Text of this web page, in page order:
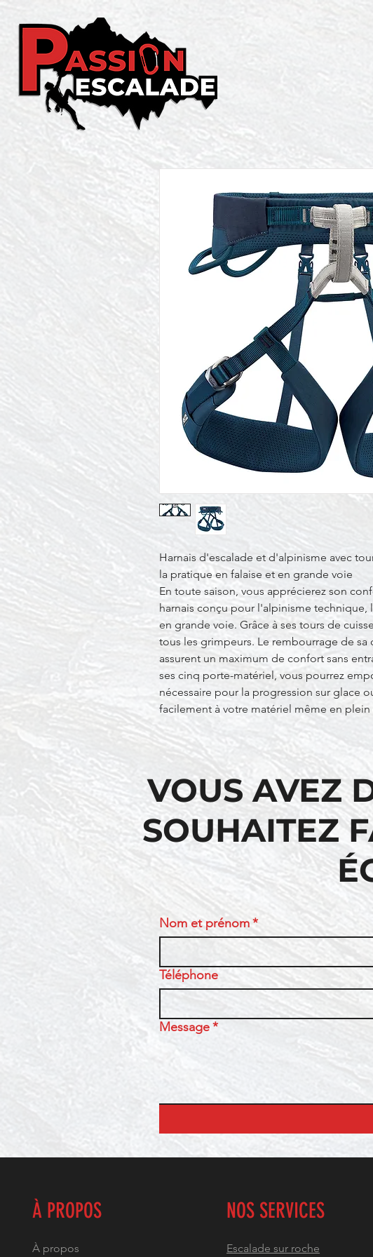
Harnais d'escalade et d'alpinisme avec
la pratique en falaise et en grande voie
En toute saison, vous apprécierez son
harnais conçu pour l'alpinisme
en grande voie. Grâce à ses tours de
tous les grimpeurs. Le rembourrage de sa
assurent un maximum de confort sans
ses cinq porte-matériel, vous pourrez
nécessaire pour la progression sur glace
facilement à votre matériel même en plein
VOUS AVEZ
SOUHAITEZ
Nom et prénom*
Téléphone
Message*
À PROPOS
À propos
NOS SERVICES
Escalade sur roche